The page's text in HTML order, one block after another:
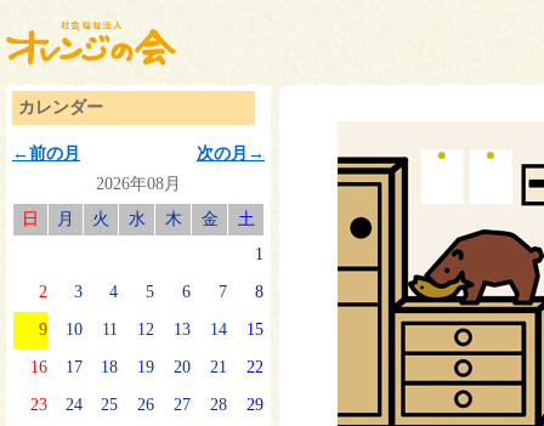
カレンダー
←前の月
次の月→
2026年08月
日
月 火 水 木 金
土
1
2 3 4 5 6 7 8
9 10 11 12 13 14 15
16 17 18 19 20 21 22
23 24 25 26 27 28 29